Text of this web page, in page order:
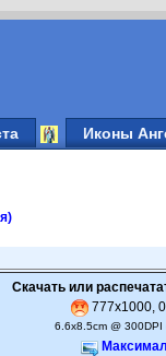
Иконы
Скачать или
777x1000,
6.6x8.5cm @